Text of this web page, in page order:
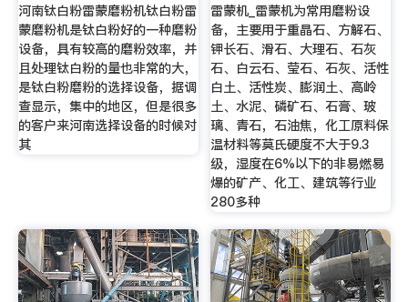
河南钛白粉雷蒙磨粉机钛白粉雷
蒙磨粉机是钛白粉好的一种磨粉
设备，具有较高的磨粉效率，并
且处理钛白粉的量也非常的大，
是钛白粉磨粉的选择设备，据调
查显示，集中的地区，但是很多
的客户来河南选择设备的时候对
其
雷蒙机_雷蒙机为常用磨粉设
备，主要用于重晶石、方解石、
钾长石、滑石、大理石、石灰
石、白云石、莹石、石灰、活性
白土、活性炭、膨润土、高岭
土、水泥、磷矿石、石膏、玻
璃、青石，石油焦，化工原料保
温材料等莫氏硬度不大于9.3
级，湿度在6%以下的非易燃易
爆的矿产、化工、建筑等行业
280多种